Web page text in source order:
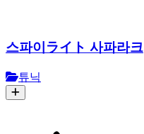
스파이ライト 사파라크
튜닉